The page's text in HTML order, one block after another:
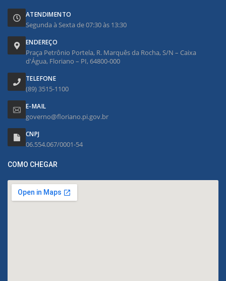
ATENDIMENTO
Segunda à Sexta de 07:30 às 13:30
ENDEREÇO
Praça Petrônio Portela, R. Marquês da Rocha, S/N – Caixa
d'Água, Floriano – PI, 64800-000
TELEFONE
(89) 3515-1100
E-MAIL
governo@floriano.pi.gov.br
CNPJ
06.554.067/0001-54
COMO CHEGAR